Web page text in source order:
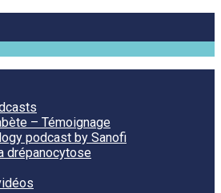
– Témoignage
podcast by Sanofi
drépanocytose